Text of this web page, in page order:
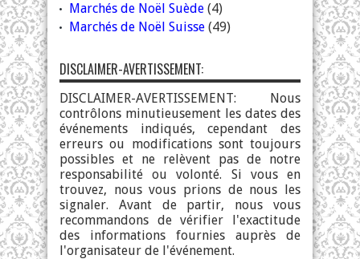
Marchés de Noël Suède (4)
Marchés de Noël Suisse (49)
DISCLAIMER-AVERTISSEMENT:
DISCLAIMER-AVERTISSEMENT: Nous
contrôlons minutieusement les dates des
événements indiqués, cependant des
erreurs ou modifications sont toujours
possibles et ne relèvent pas de notre
responsabilité ou volonté. Si vous en
trouvez, nous vous prions de nous les
signaler. Avant de partir, nous vous
recommandons de vérifier l'exactitude
des informations fournies auprès de
l'organisateur de l'événement.